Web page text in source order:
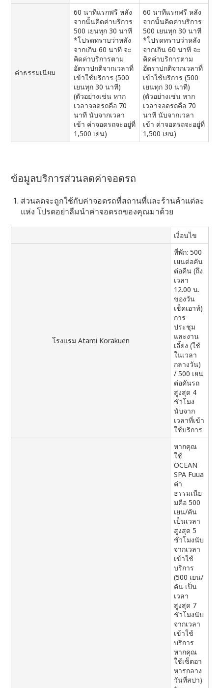
ค่าธรรมเนียม
60 นาทีแรกฟรี หลัง
จากนั้นคิดค่าบริการ
500 เยนทุก 30 นาที
*โปรดทราบว่าหลัง
จากเกิน 60 นาที จะ
คิดค่าบริการตาม
อัตราปกติจากเวลาที่
เข้าใช้บริการ (500
เยนทุก 30 นาที)
(ตัวอย่างเช่น หาก
เวลาจอดรถคือ 70
นาที นับจากเวลา
เข้า ค่าจอดรถจะอยู่ที่
1,500 เยน)
60 นาทีแรกฟรี หลัง
จากนั้นคิดค่าบริการ
500 เยนทุก 30 นาที
*โปรดทราบว่าหลัง
จากเกิน 60 นาที จะ
คิดค่าบริการตาม
อัตราปกติจากเวลาที่
เข้าใช้บริการ (500
เยนทุก 30 นาที)
(ตัวอย่างเช่น หาก
เวลาจอดรถคือ 70
นาที นับจากเวลา
เข้า ค่าจอดรถจะอยู่ที่
1,500 เยน)
ข้อมูลบริการส่วนลดค่าจอดรถ
ส่วนลดจะถูกใช้กับค่าจอดรถที่สถานที่และร้านค้าแต่ละ
แห่ง โปรดอย่าลืมนำค่าจอดรถของคุณมาด้วย
เงื่อนไข
โรงแรม Atami Korakuen
ที่พัก: 500
เยนต่อคัน
ต่อคืน (ถึง
เวลา
12.00 น.
ของวัน
เช็คเอาท์)
การ
ประชุม
และงาน
เลี้ยง (ใช้
ในเวลา
กลางวัน)
/ 500 เยน
ต่อคันรถ
สูงสุด 4
ชั่วโมง
นับจาก
เวลาที่เข้า
ใช้บริการ
หากคุณ
ใช้
OCEAN
SPA Fuua
ค่า
ธรรมเนีย
มคือ 500
เยน/คัน
เป็นเวลา
สูงสุด 5
ชั่วโมงนับ
จากเวลา
เข้าใช้
บริการ
(500 เยน/
คัน เป็น
เวลา
สูงสุด 7
ชั่วโมงนับ
จากเวลา
เข้าใช้
บริการ
หากคุณ
ใช้เซ็ตอา
หารกลาง
วันที่สปา)